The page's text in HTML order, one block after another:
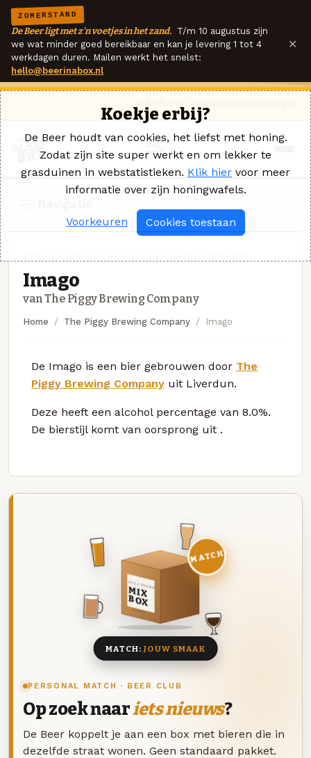
ZOMERSTAND
De Beer ligt met z'n voetjes in het zand. T/m 10 augustus zijn
we wat minder goed bereikbaar en kan je levering 1 tot 4
werkdagen duren. Mailen werkt het snelst:
hello@beerinabox.nl
×
Imago
van The Piggy Brewing Company
Home The Piggy Brewing Company Imago
De Imago is een bier gebrouwen door The
Piggy Brewing Company uit Liverdun.
Deze heeft een alcohol percentage van 8.0%.
De bierstijl komt van oorsprong uit .
PERSONAL MATCH · BEER CLUB
Op zoek naariets nieuws?
De Beer koppelt je aan een box met bieren die in
dezelfde straat wonen. Geen standaard pakket.
DEZE MAAND
MIX
BOX
8 BIEREN
MATCH
MATCH:JOUW SMAAK
Koekje erbij?
De Beer houdt van cookies, het liefst met honing.
Zodat zijn site super werkt en om lekker te
grasduinen in webstatistieken. Klik hier voor meer
informatie over zijn honingwafels.
Voorkeuren Cookies toestaan